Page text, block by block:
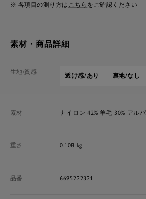
※ 各項目の測り方は こちら をご確認ください
素材・商品詳細
生地/質感
透け感/あり 裏地/なし
素材 ナイロン 42% 羊毛 30% アル
重さ 0.108 kg
品番 6695222321